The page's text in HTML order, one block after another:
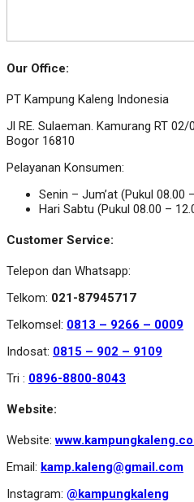
Our Office:
PT Kampung Kaleng Indonesia
Jl RE. Sulaeman. Kamurang RT
Bogor 16810
Pelayanan Konsumen:
Senin – Jum’at (Pukul 08.00
Hari Sabtu (Pukul 08.00 –
Customer Service:
Telepon dan Whatsapp:
Telkom: 021-87945717
Telkomsel: 0813 – 9266 – 0009
Indosat: 0815 – 902 – 9109
Tri : 0896-8800-8043
Website:
Website:
Email: kamp.kaleng@gmail.com
Instagram: @kampungkaleng